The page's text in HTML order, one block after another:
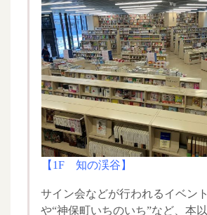
【1F 知の渓谷】
サイン会などが行われるイベン
や“神保町いちのいち”など、本